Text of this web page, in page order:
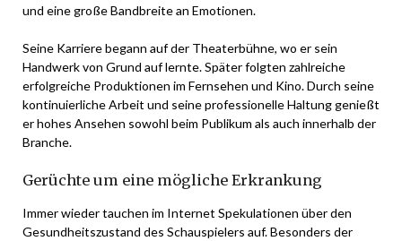
und eine große Bandbreite an Emotionen.
Seine Karriere begann auf der Theaterbühne, wo er sein
Handwerk von Grund auf lernte. Später folgten zahlreiche
erfolgreiche Produktionen im Fernsehen und Kino. Durch seine
kontinuierliche Arbeit und seine professionelle Haltung genießt
er hohes Ansehen sowohl beim Publikum als auch innerhalb der
Branche.
Gerüchte um eine mögliche Erkrankung
Immer wieder tauchen im Internet Spekulationen über den
Gesundheitszustand des Schauspielers auf. Besonders der